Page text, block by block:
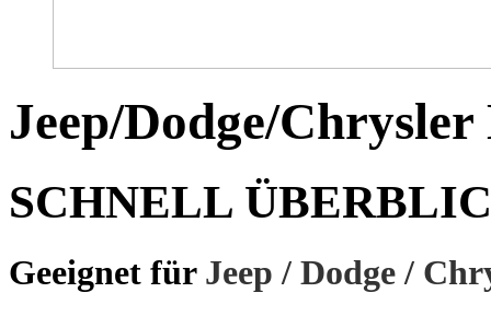
Jeep/Dodge/Chrysler
SCHNELL
Geeignet für Jeep / Dodge /